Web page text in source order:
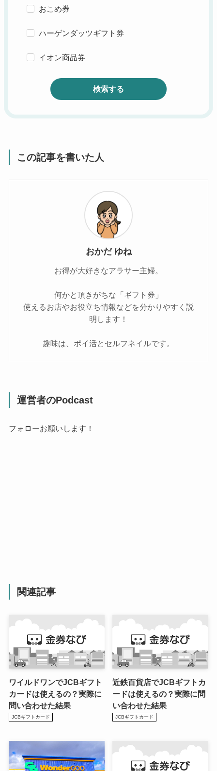
おこめ券
ハーゲンダッツギフト券
イオン商品券
検索する
この記事を書いた人
おかだ ゆね
お得が大好きなアラサー主婦。
何かと頂きがちな「ギフト券」
使えるお店やお役立ち情報などを分かりやすく説
明します！
趣味は、ポイ活とセルフネイルです。
運営者のPodcast
フォローお願いします！
関連記事
ワイルドワンでJCBギフト
カードは使えるの？実際に
問い合わせた結果
JCBギフトカード
近鉄百貨店でJCBギフトカ
ードは使えるの？実際に問
い合わせた結果
JCBギフトカード